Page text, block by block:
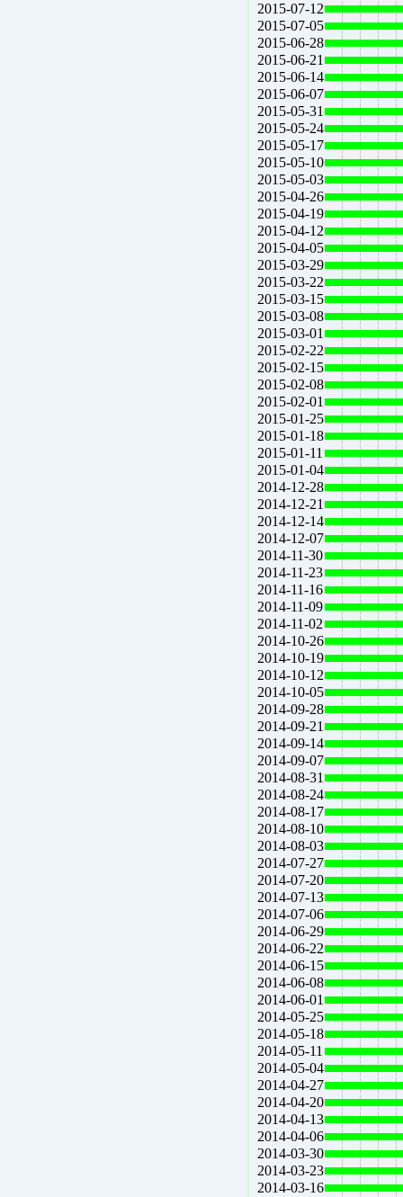
2015-07-12
2015-07-05
2015-06-28
2015-06-21
2015-06-14
2015-06-07
2015-05-31
2015-05-24
2015-05-17
2015-05-10
2015-05-03
2015-04-26
2015-04-19
2015-04-12
2015-04-05
2015-03-29
2015-03-22
2015-03-15
2015-03-08
2015-03-01
2015-02-22
2015-02-15
2015-02-08
2015-02-01
2015-01-25
2015-01-18
2015-01-11
2015-01-04
2014-12-28
2014-12-21
2014-12-14
2014-12-07
2014-11-30
2014-11-23
2014-11-16
2014-11-09
2014-11-02
2014-10-26
2014-10-19
2014-10-12
2014-10-05
2014-09-28
2014-09-21
2014-09-14
2014-09-07
2014-08-31
2014-08-24
2014-08-17
2014-08-10
2014-08-03
2014-07-27
2014-07-20
2014-07-13
2014-07-06
2014-06-29
2014-06-22
2014-06-15
2014-06-08
2014-06-01
2014-05-25
2014-05-18
2014-05-11
2014-05-04
2014-04-27
2014-04-20
2014-04-13
2014-04-06
2014-03-30
2014-03-23
2014-03-16